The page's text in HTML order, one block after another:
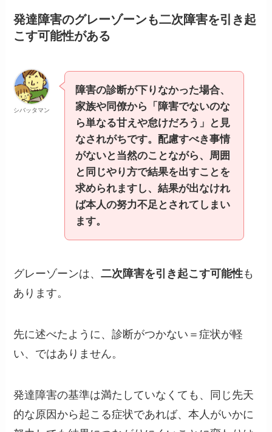
発達障害のグレーゾーンも二次障害を引き起
こす可能性がある
シバッタマン
障害の診断が下りなかった場合、
家族や同僚から「障害でないのな
ら単なる甘えや怠けだろう」と見
なされがちです。配慮すべき事情
がないと当然のことながら、周囲
と同じやり方で結果を出すことを
求められますし、結果が出なけれ
ば本人の努力不足とされてしまい
ます。
グレーゾーンは、二次障害を引き起こす可能性も
あります。
先に述べたように、診断がつかない＝症状が軽
い、ではありません。
発達障害の基準は満たしていなくても、同じ先天
的な原因から起こる症状であれば、本人がいかに